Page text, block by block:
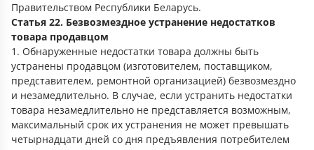
Правительством Республики Беларусь.
Статья 22. Безвозмездное устранение недостатков
товара продавцом
1. Обнаруженные недостатки товара должны быть
устранены продавцом (изготовителем, поставщиком,
представителем, ремонтной организацией) безвозмездно
и незамедлительно. В случае, если устранить недостатки
товара незамедлительно не представляется возможным,
максимальный срок их устранения не может превышать
четырнадцати дней со дня предъявления потребителем